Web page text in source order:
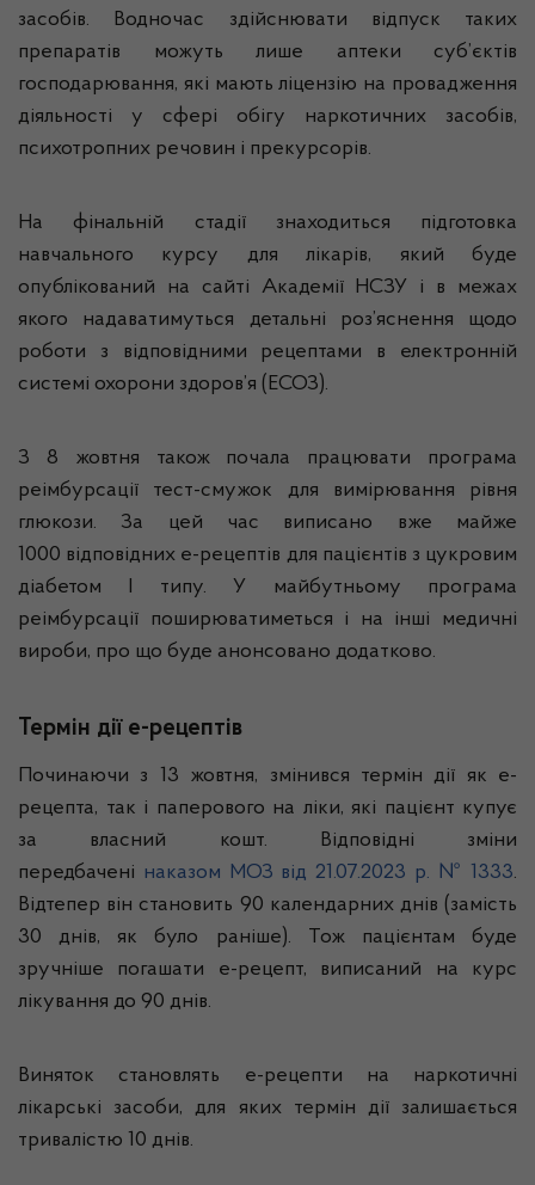
засобів. Водночас здійснювати відпуск таких
препаратів можуть лише аптеки суб’єктів
господарювання, які мають ліцензію на провадження
діяльності у сфері обігу наркотичних засобів,
психотропних речовин і прекурсорів.
На фінальній стадії знаходиться підготовка
навчального курсу для лікарів, який буде
опублікований на сайті Академії НСЗУ і в межах
якого надаватимуться детальні роз’яснення щодо
роботи з відповідними рецептами в електронній
системі охорони здоров’я (ЕСОЗ).
З 8 жовтня також почала працювати програма
реімбурсації тест-смужок для вимірювання рівня
глюкози. За цей час виписано вже майже
1000 відповідних е-рецептів для пацієнтів з цукровим
діабетом І типу. У майбутньому програма
реімбурсації поширюватиметься і на інші медичні
вироби, про що буде анонсовано додатково.
Термін дії е-рецептів
Починаючи з 13 жовтня, змінився термін дії як е-
рецепта, так і паперового на ліки, які пацієнт купує
за власний кошт. Відповідні зміни
передбачені наказом МОЗ від 21.07.2023 р. № 1333.
Відтепер він становить 90 календарних днів (замість
30 днів, як було раніше). Тож пацієнтам буде
зручніше погашати е-рецепт, виписаний на курс
лікування до 90 днів.
Виняток становлять е-рецепти на наркотичні
лікарські засоби, для яких термін дії залишається
тривалістю 10 днів.